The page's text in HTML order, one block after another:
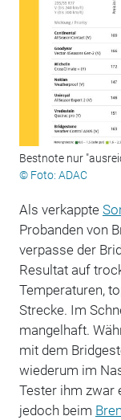
Bestnote nur
© Foto: ADAC
Als verkappte
Probanden von
verpasse der
Resultat auf
Temperaturen,
Strecke. Im
mangelhaft.
mit dem
wiederum im
Tester ihm zwar
jedoch beim